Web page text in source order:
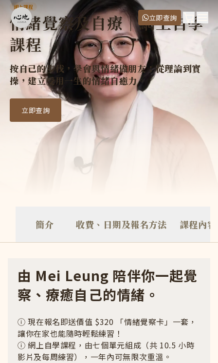
立即查詢
購物車
情緒覺察及自療｜網上自學課程
「情緒覺察及自療」是七星期的網上自學課程，由 Mei Leung
導師
Mei Leung
價錢
限時優惠價:$1,880
(原價 $3,880)
情緒覺察卡(單獨購買):$320
常見問題
這是一個直播課程嗎？我需要特定時間上課嗎？
這是一個完全自學的網上課程（Self-paced Course）。所有
如果我在練習中遇到問題，可以向誰發問？
課程設有專屬的網上學習平台。你可以在平台上留下你的疑問
「情緒覺察卡」會如何寄給我？
報名成功後，我們會將「情緒覺察卡」以本地順豐到付的方式
課程影片可以觀看多久？
網上課程
情緒覺察及自療｜網上自學
課程
按自己的步伐，學會與情緒做朋友；從理論到實
操，建立受用一生的情緒自癒力。
立即查詢
簡介 收費、日期及報名方法 課程內容
由 Mei Leung 陪伴你一起覺
察、療癒自己的情緒。
ⓘ 現在報名即送價值 $320 「情緒覺察卡」一套，
讓你在家也能隨時輕鬆練習！
ⓘ 網上自學課程，由七個單元組成（共 10.5 小時
影片及每周練習），一年內可無限次重溫。